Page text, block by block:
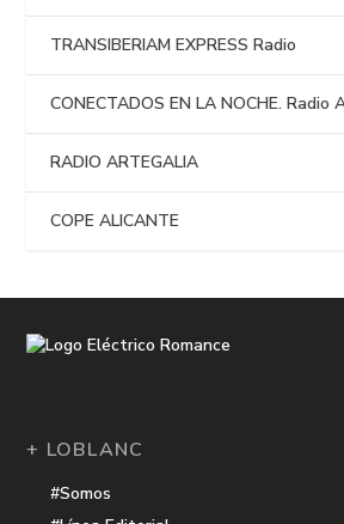
TRANSIBERIAM EXPRESS Radio
CONECTADOS EN LA NOCHE. Radio
RADIO ARTEGALIA
COPE ALICANTE
+ LOBLANC
#Somos